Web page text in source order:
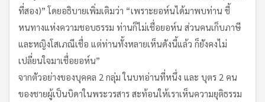
ที่สอง)” โดยอธิบายเพิ่มเติมว่า “เพราะยอห์นได้มาพบท่าน ชี้
หนทางแห่งความชอบธรรม ท่านก็ไม่เชื่อยอห์น ส่วนคนเก็บภาษี
และหญิงโสเภณีเชื่อ แต่ท่านทั้งหลายเห็นดังนี้แล้ว ก็ยังคงไม่
เปลี่ยนใจมาเชื่อยอห์น”
จากตัวอย่างของบุคคล 2 กลุ่ม ในบทอ่านที่หนึ่ง และ บุตร 2 คน
ของชายผู้เป็นบิดาในพระวรสาร สะท้อนให้เราเห็นความยุติธรรม